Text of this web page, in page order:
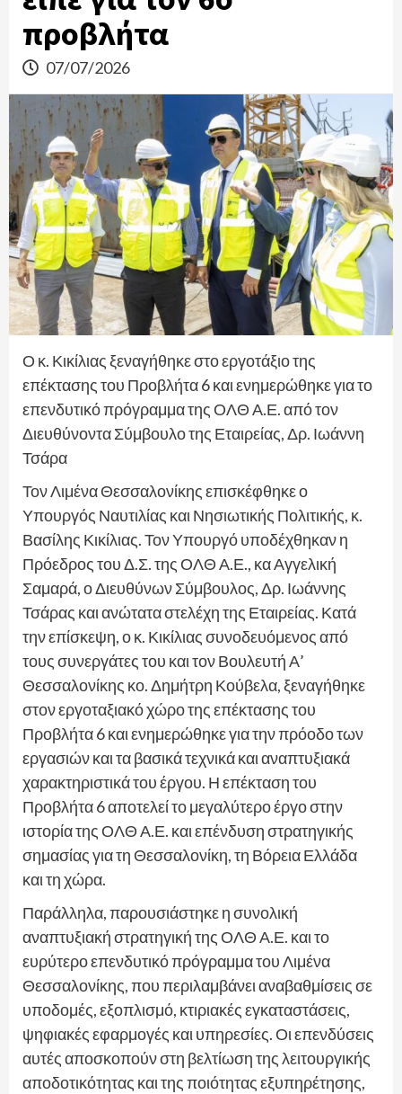
προβλήτα
07/07/2026
Ο κ. Κικίλιας ξεναγήθηκε στο εργοτάξιο της
επέκτασης του Προβλήτα 6 και ενημερώθηκε για το
επενδυτικό πρόγραμμα της ΟΛΘ Α.Ε. από τον
Διευθύνοντα Σύμβουλο της Εταιρείας, Δρ. Ιωάννη
Τσάρα
Τον Λιμένα Θεσσαλονίκης επισκέφθηκε ο
Υπουργός Ναυτιλίας και Νησιωτικής Πολιτικής, κ.
Βασίλης Κικίλιας. Τον Υπουργό υποδέχθηκαν η
Πρόεδρος του Δ.Σ. της ΟΛΘ Α.Ε., κα Αγγελική
Σαμαρά, ο Διευθύνων Σύμβουλος, Δρ. Ιωάννης
Τσάρας και ανώτατα στελέχη της Εταιρείας. Κατά
την επίσκεψη, ο κ. Κικίλιας συνοδευόμενος από
τους συνεργάτες του και τον Βουλευτή Α’
Θεσσαλονίκης κο. Δημήτρη Κούβελα, ξεναγήθηκε
στον εργοταξιακό χώρο της επέκτασης του
Προβλήτα 6 και ενημερώθηκε για την πρόοδο των
εργασιών και τα βασικά τεχνικά και αναπτυξιακά
χαρακτηριστικά του έργου. Η επέκταση του
Προβλήτα 6 αποτελεί το μεγαλύτερο έργο στην
ιστορία της ΟΛΘ Α.Ε. και επένδυση στρατηγικής
σημασίας για τη Θεσσαλονίκη, τη Βόρεια Ελλάδα
και τη χώρα.
Παράλληλα, παρουσιάστηκε η συνολική
αναπτυξιακή στρατηγική της ΟΛΘ Α.Ε. και το
ευρύτερο επενδυτικό πρόγραμμα του Λιμένα
Θεσσαλονίκης, που περιλαμβάνει αναβαθμίσεις σε
υποδομές, εξοπλισμό, κτιριακές εγκαταστάσεις,
ψηφιακές εφαρμογές και υπηρεσίες. Οι επενδύσεις
αυτές αποσκοπούν στη βελτίωση της λειτουργικής
αποδοτικότητας και της ποιότητας εξυπηρέτησης,